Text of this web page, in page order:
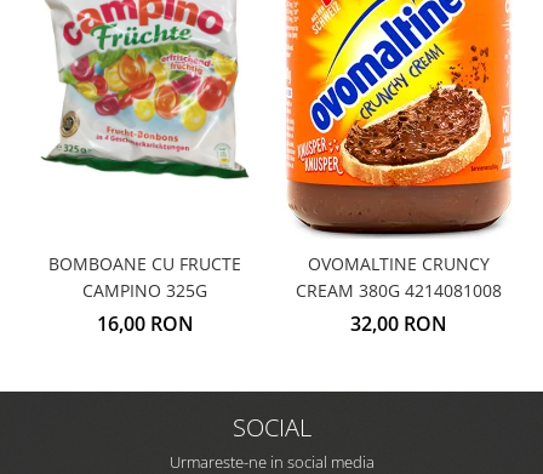
BOMBOANE CU FRUCTE
CAMPINO 325G
16,00 RON
OVOMALTINE CRUNCY
CREAM 380G 4214081008
32,00 RON
SOCIAL
Urmareste-ne in social media